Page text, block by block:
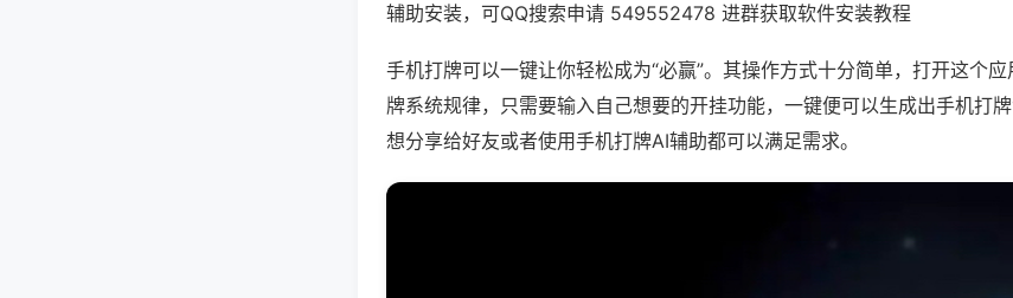
辅助安装，可QQ搜索申请 549552478 进群获取软件安装教程
手机打牌可以一键让你轻松成为“必赢”。其操作方式十分简单，打开这个
牌系统规律，只需要输入自己想要的开挂功能，一键便可以生成出手机打
想分享给好友或者使用手机打牌AI辅助都可以满足需求。